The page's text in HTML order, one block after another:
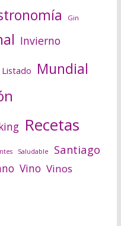
Gin
Invierno
Listado Mundial
Recetas
Saludable Santiago
Vino Vinos